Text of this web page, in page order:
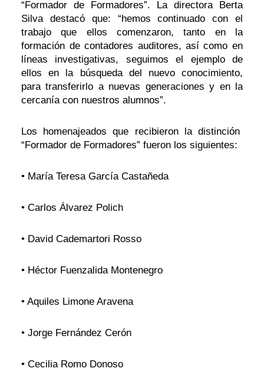
“Formador de Formadores”. La directora Berta
Silva destacó que: “hemos continuado con el
trabajo que ellos comenzaron, tanto en la
formación de contadores auditores, así como en
líneas investigativas, seguimos el ejemplo de
ellos en la búsqueda del nuevo conocimiento,
para transferirlo a nuevas generaciones y en la
cercanía con nuestros alumnos”.
Los homenajeados que recibieron la distinción
“Formador de Formadores” fueron los siguientes:
• María Teresa García Castañeda
• Carlos Álvarez Polich
• David Cademartori Rosso
• Héctor Fuenzalida Montenegro
• Aquiles Limone Aravena
• Jorge Fernández Cerón
• Cecilia Romo Donoso